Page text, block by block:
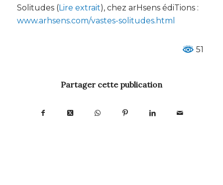
Solitudes (Lire extrait), chez arHsens édiTions :
www.arhsens.com/vastes-solitudes.html
51
Partager cette publication